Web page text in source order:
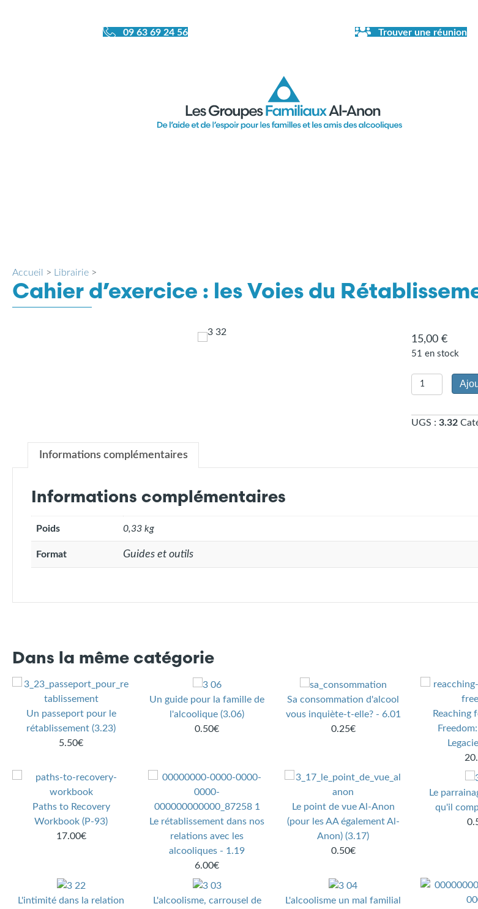
09 63 69 24 56 Trouver une réunion
Accueil > Librairie >
Cahier d’exercice : les Voies du
15,00 €
51 en stock
quantité
de
d'exercice
Voies
UGS : 3.32
Informations complémentaires
Informations complémentaires
Poids 0,33 kg
Format Guides et outils
Dans la même catégorie
Un passeport pour le
rétablissement (3.23)
5.50€
Un guide pour la famille de
l'alcoolique (3.06)
0.50€
Sa consommation d'alcool
vous inquiète-t-elle? - 6.01
0.25€
Reaching
Paths to Recovery
Workbook (P-93)
17.00€
Le rétablissement dans nos
relations avec les
alcooliques - 1.19
6.00€
Le point de vue Al-Anon
(pour les AA également Al-
Anon) (3.17)
0.50€
Le
qu'il
L'intimité dans la relation
L'alcoolisme, carrousel de
L'alcoolisme un mal familial